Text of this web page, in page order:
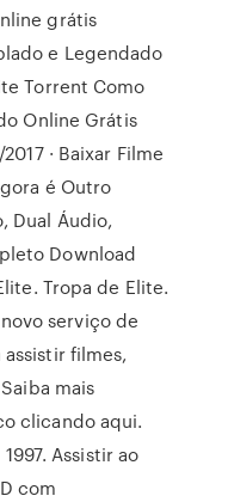
grátis
e Legendado
Torrent Como
Online Grátis
· Baixar Filme
é Outro
Dual Áudio,
Download
Tropa de Elite.
serviço de
filmes,
mais
clicando aqui.
Assistir ao
com